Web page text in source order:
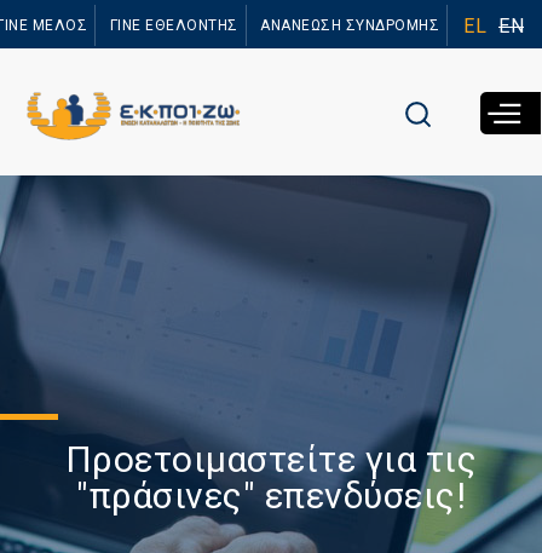
προς το
ΜΕΛΟΣ ΓΙΝΕ ΕΘΕΛΟΝΤΗΣ ΑΝΑΝΕΩΣΗ ΣΥΝΔΡΟΜΗΣ EL EN
Προετοιμαστείτε για τις
"πράσινες" επενδύσεις!